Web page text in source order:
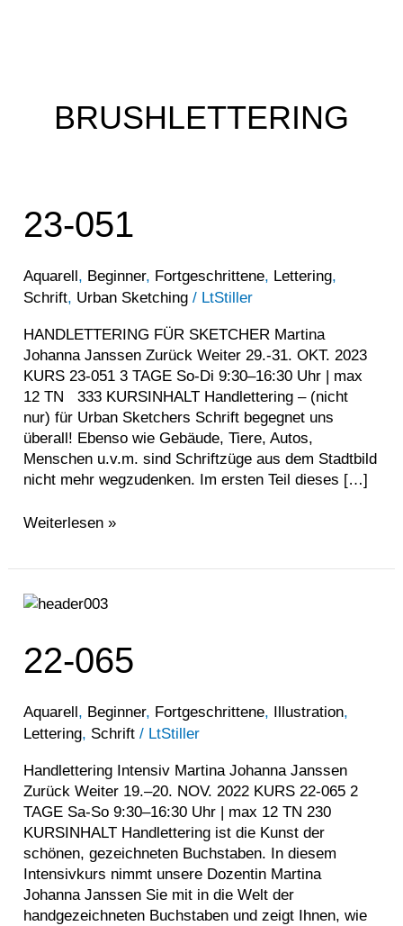
BRUSHLETTERING
23-051
Aquarell, Beginner, Fortgeschrittene, Lettering,
Schrift, Urban Sketching / LtStiller
HANDLETTERING FÜR SKETCHER Martina
Johanna Janssen Zurück Weiter 29.-31. OKT. 2023
KURS 23-051 3 TAGE So-Di 9:30–16:30 Uhr | max
12 TN 333 KURSINHALT Handlettering – (nicht
nur) für Urban Sketchers Schrift begegnet uns
überall! Ebenso wie Gebäude, Tiere, Autos,
Menschen u.v.m. sind Schriftzüge aus dem Stadtbild
nicht mehr wegzudenken. Im ersten Teil dieses […]
23-
051
Weiterlesen »
22-065
Aquarell, Beginner, Fortgeschrittene, Illustration,
Lettering, Schrift / LtStiller
Handlettering Intensiv Martina Johanna Janssen
Zurück Weiter 19.–20. NOV. 2022 KURS 22-065 2
TAGE Sa-So 9:30–16:30 Uhr | max 12 TN 230
KURSINHALT Handlettering ist die Kunst der
schönen, gezeichneten Buchstaben. In diesem
Intensivkurs nimmt unsere Dozentin Martina
Johanna Janssen Sie mit in die Welt der
handgezeichneten Buchstaben und zeigt Ihnen, wie
22-